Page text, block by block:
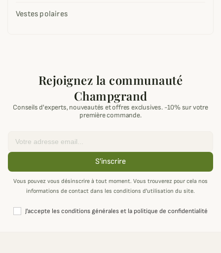
Vestes polaires
Rejoignez la communauté
Champgrand
Conseils d'experts, nouveautés et offres exclusives. -10% sur votre
première commande.
S'inscrire
Vous pouvez vous désinscrire à tout moment. Vous trouverez pour cela nos
informations de contact dans les conditions d'utilisation du site.
J'accepte les conditions générales et la politique de confidentialité